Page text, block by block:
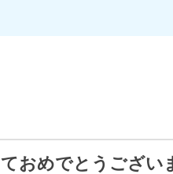
おめでとうござ